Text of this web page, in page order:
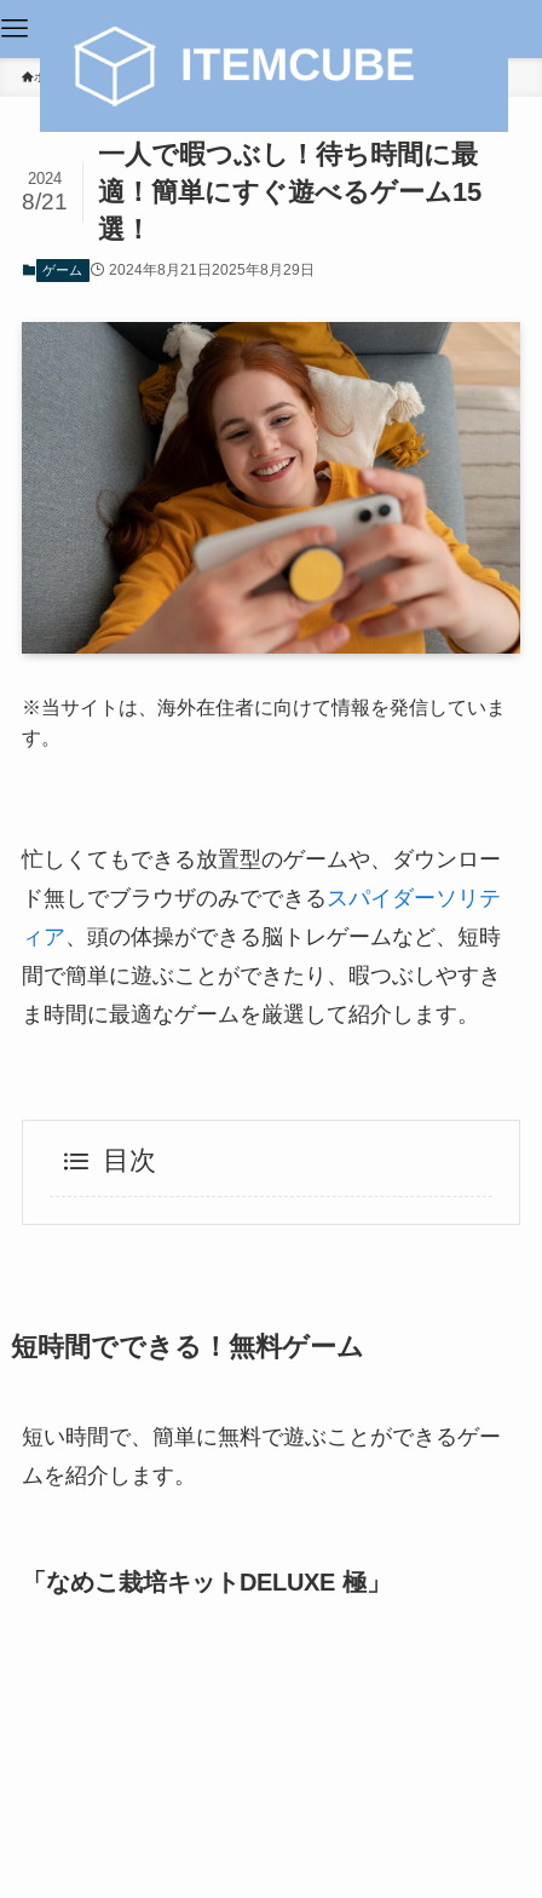
ホーム
一人で暇つぶし！待ち時間に最
適！簡単にすぐ遊べるゲーム15
選！
2024
8/21
ゲーム 2024年8月21日 2025年8月29日
※当サイトは、海外在住者に向けて情報を発信していま
す。
忙しくてもできる放置型のゲームや、ダウンロー
ド無しでブラウザのみでできる スパイダーソリテ
ィア、頭の体操ができる脳トレゲームなど、短時
間で簡単に遊ぶことができたり、暇つぶしやすき
ま時間に最適なゲームを厳選して紹介します。
目次
短時間でできる！無料ゲーム
短い時間で、簡単に無料で遊ぶことができるゲー
ムを紹介します。
「なめこ栽培キットDELUXE 極」